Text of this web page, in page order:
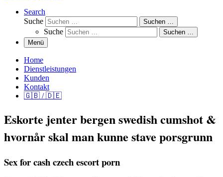
Search
Suche
Suchen …
Suche
Suchen …
Menü
Home
Dienstleistungen
Kunden
Kontakt
🇬🇧 / 🇩🇪
Eskorte jenter bergen swedish cumshot &
hvornår skal man kunne stave porsgrunn
Sex for cash czech escort porn